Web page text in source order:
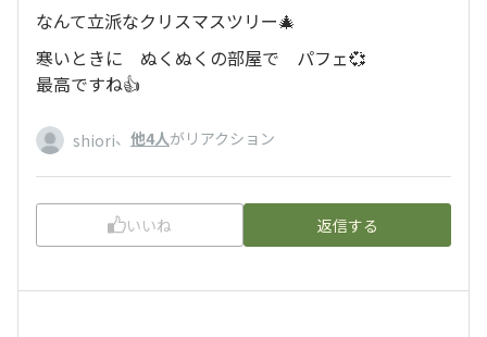
なんて立派なクリスマスツリー🎄
寒いときに ぬくぬくの部屋で パフェ💞
最高ですね👍
shiori、 他4人がリアクション
いいね 返信する